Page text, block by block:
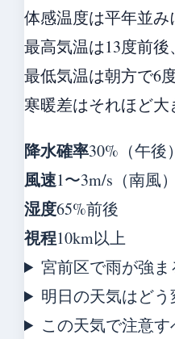
体感温度は平年並み
最高気温は13度前後、
最低気温は朝方で6
寒暖差はそれほど大
降水確率30%（午後）
風速1〜3m/s（南風）
湿度65%前後
視程10km以上
宮前区で雨が強
明日の天気はど
この天気で注意